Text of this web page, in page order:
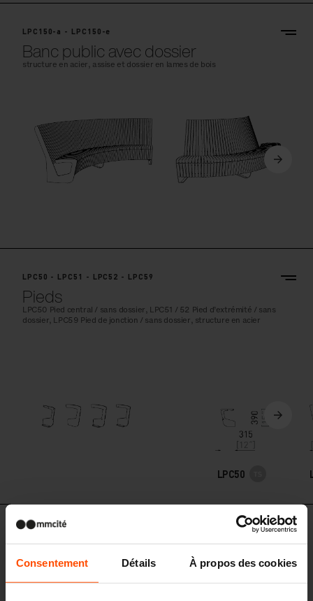
Consentement Détails À propos des cookies
LPC150-a - LPC150-e
Banc public avec dossier
structure en acier, assise et dossier en lames de bois
LPC50 - LPC51 - LPC52 - LPC59
Pieds
LPC50 Pied central / sans dossier, LPC51 / 52 Pied d’extrémité / sans
dossier, LPC59 Pied de jonction / sans dossier, structure en acier
LPC50
LPC60 - LPC61 - LPC69 - LPC80 - LPC81 - LPC89
Pieds
LPC60, LPC80 Pied central / double face, LPC61, LPC81 Pied d’extrémité
acier